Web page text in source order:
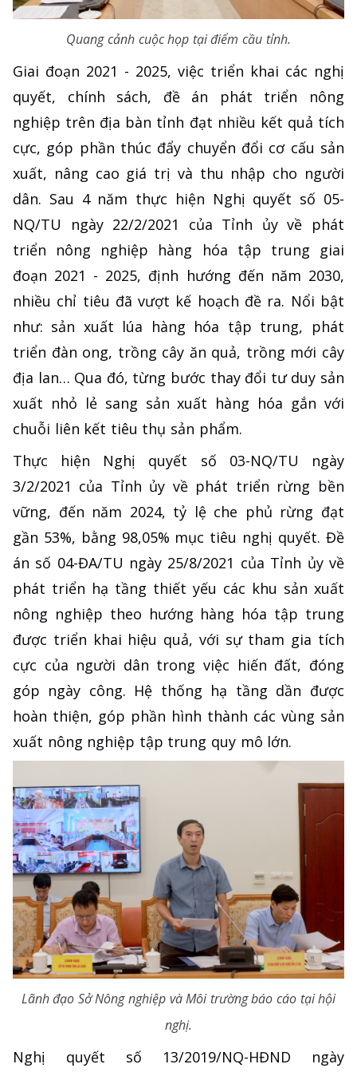
Quang cảnh cuộc họp tại điểm cầu tỉnh.
Giai đoạn 2021 - 2025, việc triển khai các nghị
quyết, chính sách, đề án phát triển nông
nghiệp trên địa bàn tỉnh đạt nhiều kết quả tích
cực, góp phần thúc đẩy chuyển đổi cơ cấu sản
xuất, nâng cao giá trị và thu nhập cho người
dân. Sau 4 năm thực hiện Nghị quyết số 05-
NQ/TU ngày 22/2/2021 của Tỉnh ủy về phát
triển nông nghiệp hàng hóa tập trung giai
đoạn 2021 - 2025, định hướng đến năm 2030,
nhiều chỉ tiêu đã vượt kế hoạch đề ra. Nổi bật
như: sản xuất lúa hàng hóa tập trung, phát
triển đàn ong, trồng cây ăn quả, trồng mới cây
địa lan… Qua đó, từng bước thay đổi tư duy sản
xuất nhỏ lẻ sang sản xuất hàng hóa gắn với
chuỗi liên kết tiêu thụ sản phẩm.
Thực hiện Nghị quyết số 03-NQ/TU ngày
3/2/2021 của Tỉnh ủy về phát triển rừng bền
vững, đến năm 2024, tỷ lệ che phủ rừng đạt
gần 53%, bằng 98,05% mục tiêu nghị quyết. Đề
án số 04-ĐA/TU ngày 25/8/2021 của Tỉnh ủy về
phát triển hạ tầng thiết yếu các khu sản xuất
nông nghiệp theo hướng hàng hóa tập trung
được triển khai hiệu quả, với sự tham gia tích
cực của người dân trong việc hiến đất, đóng
góp ngày công. Hệ thống hạ tầng dần được
hoàn thiện, góp phần hình thành các vùng sản
xuất nông nghiệp tập trung quy mô lớn.
Lãnh đạo Sở Nông nghiệp và Môi trường báo cáo tại hội
nghị.
Nghị quyết số 13/2019/NQ-HĐND ngày